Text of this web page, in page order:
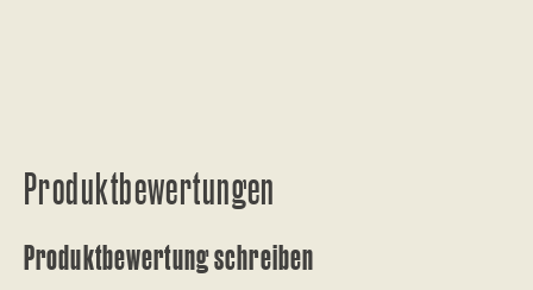
Produktbewertungen
Produktbewertung schreiben